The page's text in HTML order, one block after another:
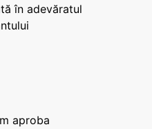
în adevăratul
aproba